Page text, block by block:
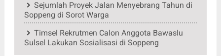
Sejumlah Proyek Jalan Menyebrang Tahun di
Soppeng di Sorot Warga
Timsel Rekrutmen Calon Anggota Bawaslu
Sulsel Lakukan Sosialisasi di Soppeng